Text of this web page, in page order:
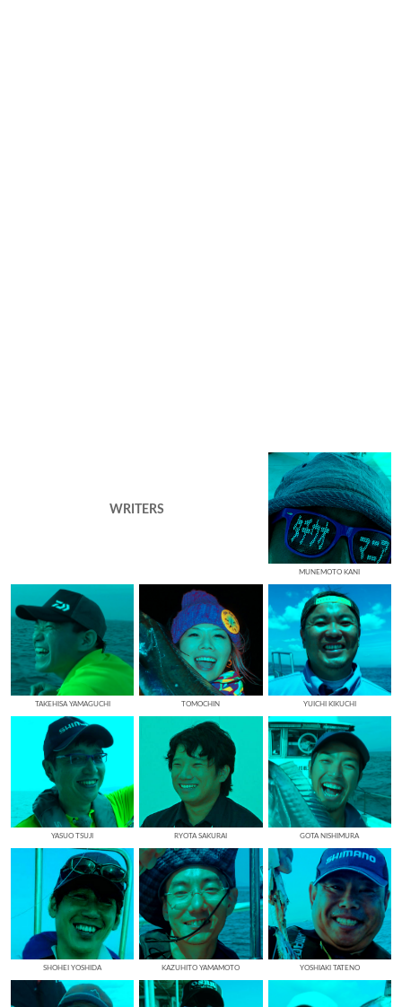
WRITERS
MUNEMOTO KANI
TAKEHISA YAMAGUCHI TOMOCHIN YUICHI KIKUCHI
YASUO TSUJI RYOTA SAKURAI GOTA NISHIMURA
SHOHEI YOSHIDA KAZUHITO YAMAMOTO YOSHIAKI TATENO